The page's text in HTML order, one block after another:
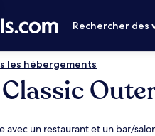
Rechercher des
les hébergements
avec un restaurant et un bar/